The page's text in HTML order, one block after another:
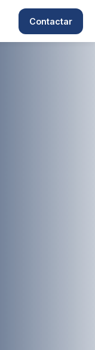
Contactar